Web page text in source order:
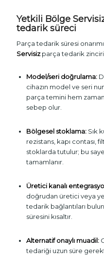
Yetkili Bölge
tedarik süreci
Parça tedarik süresi
Servisizparça tedarik
Model/seri doğrulama:
cihazın model ve seri
parça temini hem
sebep olur.
Bölgesel stoklama:Sık
rezistans, kapı contası,
stoklarda tutulur; bu
tamamlanır.
Üretici kanalı
doğrudan üretici veya
tedarik bağlantıları
süresini kısaltır.
Alternatif onaylı muadil:
tedariği uzun süre